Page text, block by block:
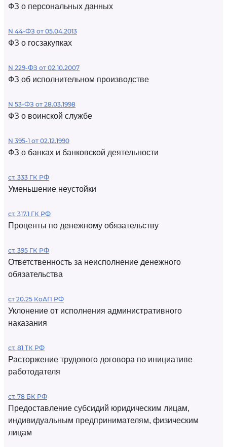
ФЗ о персональных данных
N 44-ФЗ от 05.04.2013
ФЗ о госзакупках
N 229-ФЗ от 02.10.2007
ФЗ об исполнительном производстве
N 53-ФЗ от 28.03.1998
ФЗ о воинской службе
N 395-1 от 02.12.1990
ФЗ о банках и банковской деятельности
ст. 333 ГК РФ
Уменьшение неустойки
ст. 317.1 ГК РФ
Проценты по денежному обязательству
ст. 395 ГК РФ
Ответственность за неисполнение денежного
обязательства
ст 20.25 КоАП РФ
Уклонение от исполнения административного
наказания
ст. 81 ТК РФ
Расторжение трудового договора по инициативе
работодателя
ст. 78 БК РФ
Предоставление субсидий юридическим лицам,
индивидуальным предпринимателям, физическим
лицам